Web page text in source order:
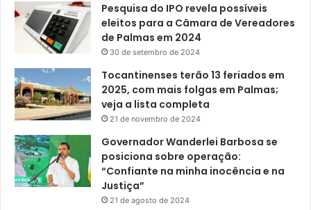
Pesquisa do IPO revela possíveis
eleitos para a Câmara de Vereadores
de Palmas em 2024
30 de setembro de 2024
Tocantinenses terão 13 feriados em
2025, com mais folgas em Palmas;
veja a lista completa
21 de novembro de 2024
Governador Wanderlei Barbosa se
posiciona sobre operação:
“Confiante na minha inocência e na
Justiça”
21 de agosto de 2024